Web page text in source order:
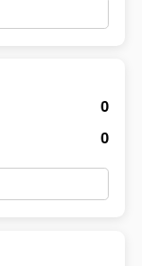
0
0